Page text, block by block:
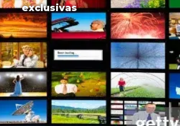
exclusivas